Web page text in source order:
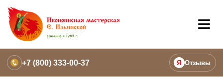
+7 (800) 333-00-37 Я Отзывы